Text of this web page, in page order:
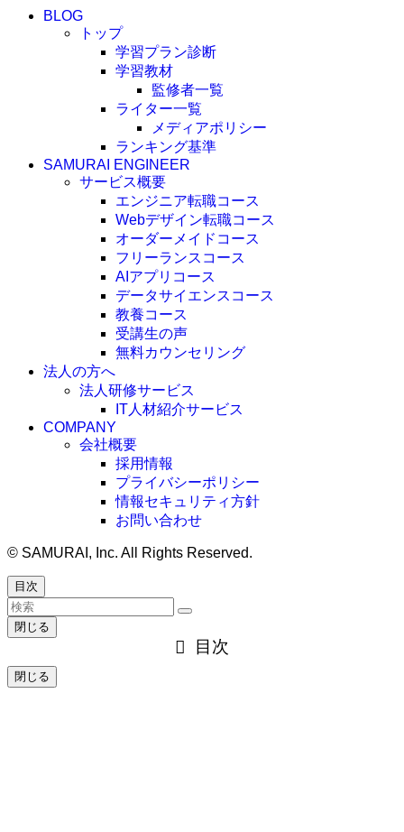
BLOG
トップ
学習プラン診断
学習教材
監修者一覧
ライター一覧
メディアポリシー
ランキング基準
SAMURAI ENGINEER
サービス概要
エンジニア転職コース
Webデザイン転職コース
オーダーメイドコース
フリーランスコース
AIアプリコース
データサイエンスコース
教養コース
受講生の声
無料カウンセリング
法人の方へ
法人研修サービス
IT人材紹介サービス
COMPANY
会社概要
採用情報
プライバシーポリシー
情報セキュリティ方針
お問い合わせ
© SAMURAI, Inc. All Rights Reserved.
目次
閉じる
目次
閉じる